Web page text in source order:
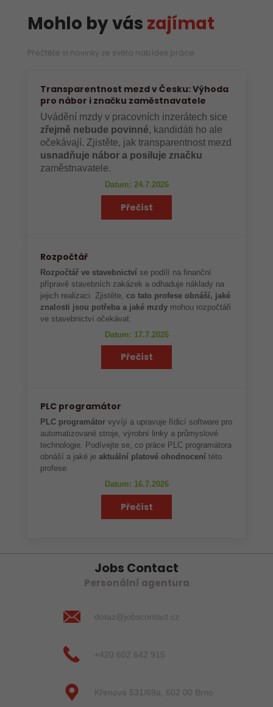
Mohlo by vás zajímat
Přečtěte si novinky ze světa nabídek práce
Transparentnost mezd v Česku: Výhoda
pro nábor i značku zaměstnavatele
Uvádění mzdy v pracovních inzerátech sice
zřejmě nebude povinné, kandidáti ho ale
očekávají. Zjistěte, jak transparentnost mezd
usnadňuje nábor a posiluje značku
zaměstnavatele.
Datum: 24.7.2026
Přečíst
Rozpočtář
Rozpočtář ve stavebnictví se podílí na finanční
přípravě stavebních zakázek a odhaduje náklady na
jejich realizaci. Zjistěte,co tato profese obnáší, jaké
znalosti jsou potřeba a jaké mzdy mohou rozpočtáři
ve stavebnictví očekávat.
Datum: 17.7.2026
Přečíst
PLC programátor
PLC programátor vyvíjí a upravuje řídicí software pro
automatizované stroje, výrobní linky a průmyslové
technologie. Podívejte se, co práce PLC programátora
obnáší a jaké je aktuální platové ohodnocení této
profese.
Datum: 16.7.2026
Přečíst
Jobs Contact
Personální agentura
dotaz@jobscontact.cz
+420 602 642 915
Křenová 531/69a, 602 00 Brno